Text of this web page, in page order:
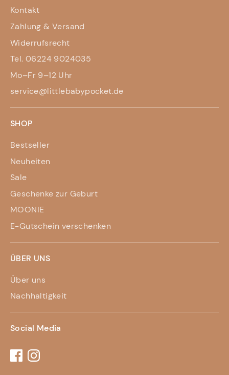
Kontakt
Zahlung & Versand
Widerrufsrecht
Tel. 06224 9024035
Mo–Fr 9–12 Uhr
service@littlebabypocket.de
SHOP
Bestseller
Neuheiten
Sale
Geschenke zur Geburt
MOONIE
E-Gutschein verschenken
ÜBER UNS
Über uns
Nachhaltigkeit
Social Media